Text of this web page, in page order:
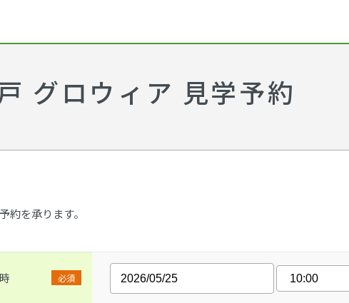
グロウィア 見学予約
約を承ります。
必須